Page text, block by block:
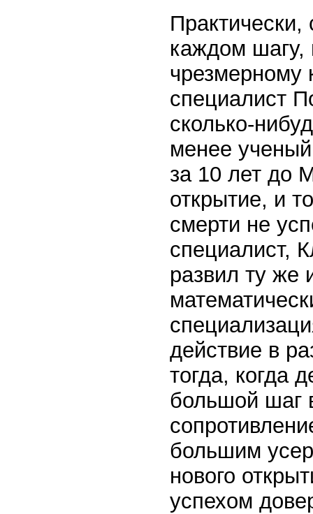
каждом шагу,
чрезмерному
специалист
сколько-
менее
за 10 лет до
открытие, и
смерти не
специалист,
развил ту же
действие в
тогда, когда
большой шаг
большим
нового
успехом